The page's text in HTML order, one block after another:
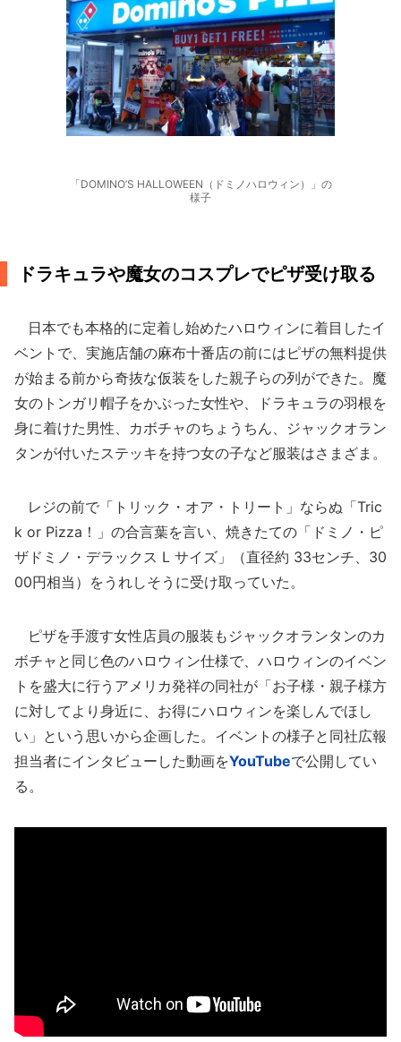
「DOMINO’S HALLOWEEN（ドミノハロウィン）」の
様子
ドラキュラや魔女のコスプレでピザ受け取る
日本でも本格的に定着し始めたハロウィンに着目したイ
ベントで、実施店舗の麻布十番店の前にはピザの無料提供
が始まる前から奇抜な仮装をした親子らの列ができた。魔
女のトンガリ帽子をかぶった女性や、ドラキュラの羽根を
身に着けた男性、カボチャのちょうちん、ジャックオラン
タンが付いたステッキを持つ女の子など服装はさまざま。
レジの前で「トリック・オア・トリート」ならぬ「Tric
k or Pizza！」の合言葉を言い、焼きたての「ドミノ・ピ
ザドミノ・デラックス L サイズ」（直径約 33センチ、30
00円相当）をうれしそうに受け取っていた。
ピザを手渡す女性店員の服装もジャックオランタンのカ
ボチャと同じ色のハロウィン仕様で、ハロウィンのイベン
トを盛大に行うアメリカ発祥の同社が「お子様・親子様方
に対してより身近に、お得にハロウィンを楽しんでほし
い」という思いから企画した。イベントの様子と同社広報
担当者にインタビューした動画をYouTubeで公開してい
る。